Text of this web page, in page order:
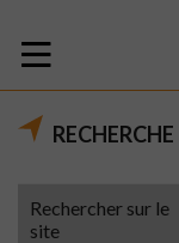
RECHERCHE
Rechercher sur le
site